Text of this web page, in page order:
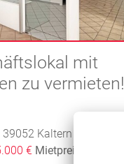
mit
zu vermieten!
39052 Kaltern
€ Mietpreis